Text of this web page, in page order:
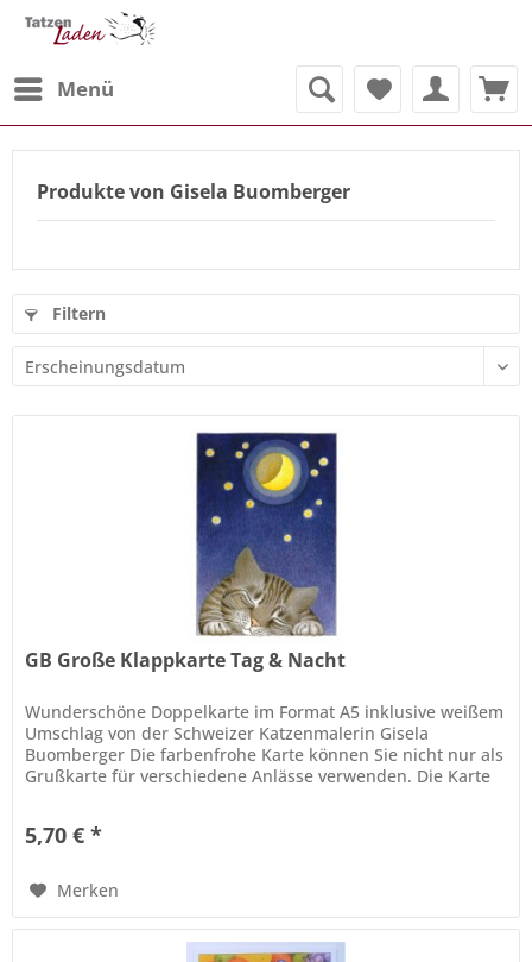
Menü
Produkte von Gisela Buomberger
Filtern
GB Große Klappkarte Tag & Nacht
Wunderschöne Doppelkarte im Format A5 inklusive weißem
Umschlag von der Schweizer Katzenmalerin Gisela
Buomberger Die farbenfrohe Karte können Sie nicht nur als
Grußkarte für verschiedene Anlässe verwenden. Die Karte
5,70 € *
Merken